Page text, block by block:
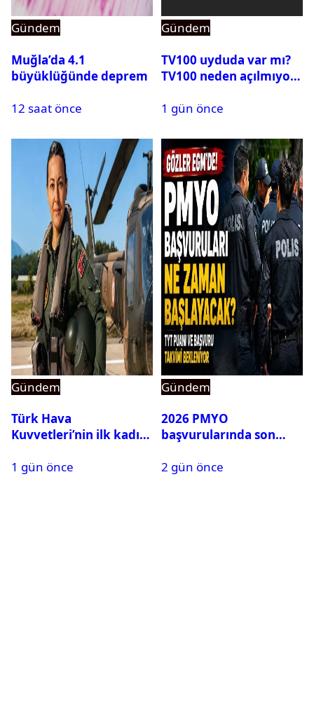
Gündem
Muğla’da 4.1
büyüklüğünde deprem
12 saat önce
Gündem
TV100 uyduda var mı?
TV100 neden açılmıyor?
1 gün önce
Gündem
Türk Hava
Kuvvetleri’nin ilk kadın
Karapınar hakkında
1 gün önce
Gündem
2026 PMYO
başvurularında son
2 gün önce